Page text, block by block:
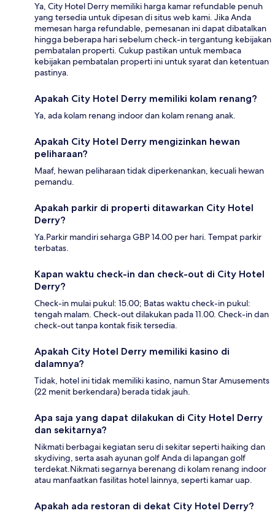
Ya, City Hotel Derry memiliki harga kamar refundable penuh
yang tersedia untuk dipesan di situs web kami. Jika Anda
memesan harga refundable, pemesanan ini dapat dibatalkan
hingga beberapa hari sebelum check-in tergantung kebijakan
pembatalan properti. Cukup pastikan untuk membaca
kebijakan pembatalan properti ini untuk syarat dan ketentuan
pastinya.
Apakah City Hotel Derry memiliki kolam renang?
Ya, ada kolam renang indoor dan kolam renang anak.
Apakah City Hotel Derry mengizinkan hewan
peliharaan?
Maaf, hewan peliharaan tidak diperkenankan, kecuali hewan
pemandu.
Apakah parkir di properti ditawarkan City Hotel
Derry?
Ya.Parkir mandiri seharga GBP 14.00 per hari. Tempat parkir
terbatas.
Kapan waktu check-in dan check-out di City Hotel
Derry?
Check-in mulai pukul: 15.00; Batas waktu check-in pukul:
tengah malam. Check-out dilakukan pada 11.00. Check-in dan
check-out tanpa kontak fisik tersedia.
Apakah City Hotel Derry memiliki kasino di
dalamnya?
Tidak, hotel ini tidak memiliki kasino, namun Star Amusements
(22 menit berkendara) berada tidak jauh.
Apa saja yang dapat dilakukan di City Hotel Derry
dan sekitarnya?
Nikmati berbagai kegiatan seru di sekitar seperti haiking dan
skydiving, serta asah ayunan golf Anda di lapangan golf
terdekat.Nikmati segarnya berenang di kolam renang indoor
atau manfaatkan fasilitas hotel lainnya, seperti kamar uap.
Apakah ada restoran di dekat City Hotel Derry?